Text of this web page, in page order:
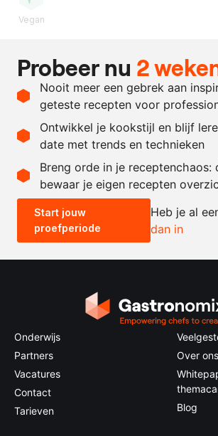
Vegan
200 ml.
appelsap,
1.5
gram
Recept omrekenen
- +
0.5x 1x 2x
Probeer nu 2
Nooit meer een gebrek aan
geteste recepten voor
Ontwikkel je kookstijl en blijf
date met trends en technieken
Breng orde in je receptenchaos:
bewaar je eigen recepten
Start jouw
proefperiode
Heb je al
dan in
Onderwijs
Partners
Vacatures
Contact
Tarieven
Over ons
Blog